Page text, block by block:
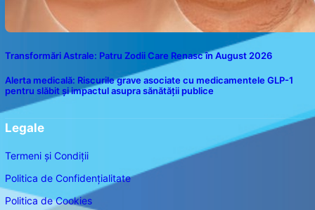
Transformări Astrale: Patru Zodii Care Renasc în August 2026
Alerta medicală: Riscurile grave asociate cu medicamentele GLP-1
pentru slăbit și impactul asupra sănătății publice
Legale
Termeni și Condiții
Politica de Confidențialitate
Politica de Cookies